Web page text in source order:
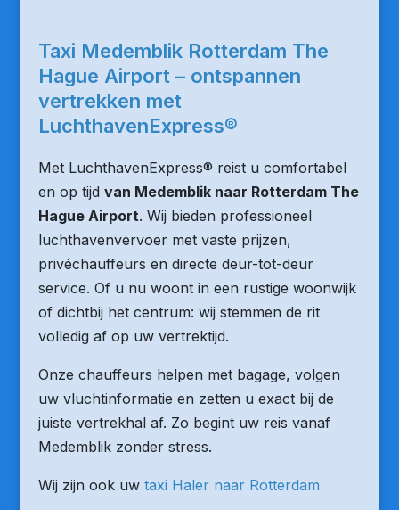
Taxi Medemblik Rotterdam The
Hague Airport – ontspannen
vertrekken met
LuchthavenExpress®
Met LuchthavenExpress® reist u comfortabel
en op tijd van Medemblik naar Rotterdam The
Hague Airport. Wij bieden professioneel
luchthavenvervoer met vaste prijzen,
privéchauffeurs en directe deur-tot-deur
service. Of u nu woont in een rustige woonwijk
of dichtbij het centrum: wij stemmen de rit
volledig af op uw vertrektijd.
Onze chauffeurs helpen met bagage, volgen
uw vluchtinformatie en zetten u exact bij de
juiste vertrekhal af. Zo begint uw reis vanaf
Medemblik zonder stress.
Wij zijn ook uw taxi Haler naar Rotterdam